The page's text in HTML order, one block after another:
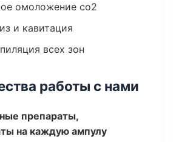
омоложение co2
и кавитация
всех зон
работы с нами
препараты,
на каждую ампулу